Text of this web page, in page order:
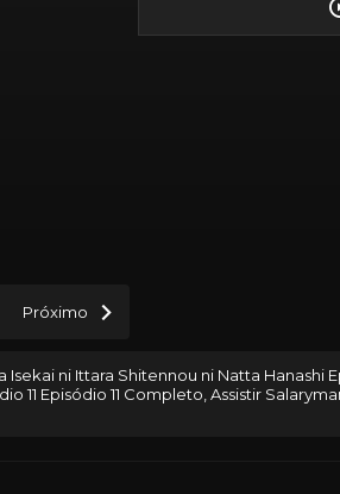
Próximo
Isekai ni Ittara Shitennou ni Natta Hanashi
11 Episódio 11 Completo, Assistir